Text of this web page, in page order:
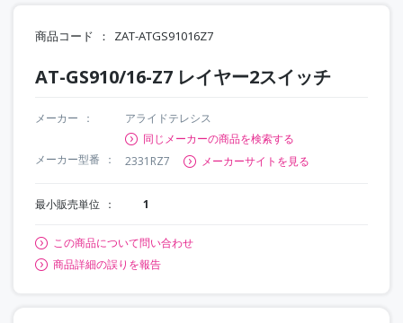
商品コード ZAT-ATGS91016Z7
AT-GS910/16-Z7 レイヤー2スイッチ
メーカー
アライドテレシス
同じメーカーの商品を検索する
メーカー型番
2331RZ7 メーカーサイトを見る
最小販売単位 1
この商品について問い合わせ
商品詳細の誤りを報告